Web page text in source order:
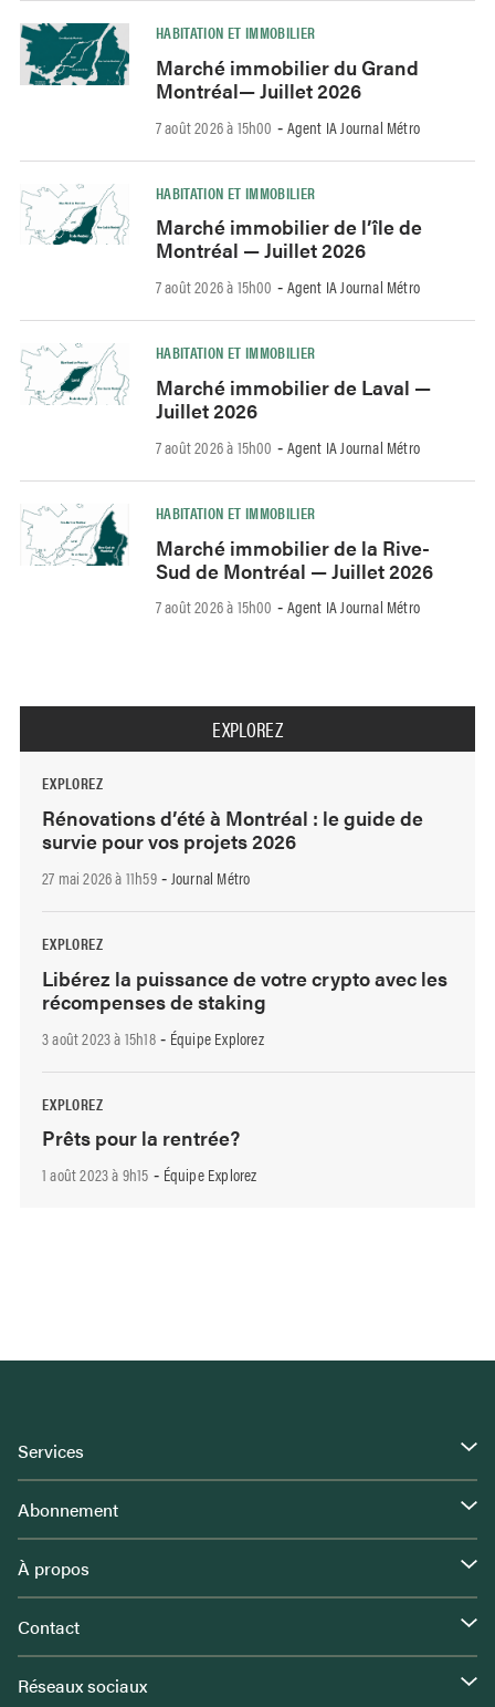
HABITATION ET IMMOBILIER
Marché immobilier du Grand
Montréal— Juillet 2026
7 août 2026 à 15h00 - Agent IA Journal Métro
HABITATION ET IMMOBILIER
Marché immobilier de l’île de
Montréal — Juillet 2026
7 août 2026 à 15h00 - Agent IA Journal Métro
HABITATION ET IMMOBILIER
Marché immobilier de Laval —
Juillet 2026
7 août 2026 à 15h00 - Agent IA Journal Métro
HABITATION ET IMMOBILIER
Marché immobilier de la Rive-
Sud de Montréal — Juillet 2026
7 août 2026 à 15h00 - Agent IA Journal Métro
EXPLOREZ
EXPLOREZ
Rénovations d’été à Montréal : le guide de
survie pour vos projets 2026
27 mai 2026 à 11h59- Journal Métro
EXPLOREZ
Libérez la puissance de votre crypto avec les
récompenses de staking
3 août 2023 à 15h18- Équipe Explorez
EXPLOREZ
Prêts pour la rentrée?
1 août 2023 à 9h15 - Équipe Explorez
Services
Abonnement
À propos
Contact
Réseaux sociaux